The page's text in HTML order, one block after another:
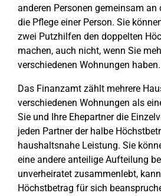
anderen Personen gemeinsam an
die Pflege einer Person. Sie
zwei Putzhilfen den doppelten
machen, auch nicht, wenn Sie
verschiedenen Wohnungen haben.
Das Finanzamt zählt mehrere
verschiedenen Wohnungen als
Sie und Ihre Ehepartner die
jeden Partner der halbe
haushaltsnahe Leistung. Sie
eine andere anteilige Aufteilung
unverheiratet zusammenlebt,
Höchstbetrag für sich